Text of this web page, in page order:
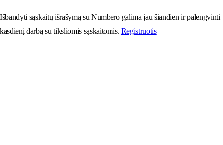
Išbandyti sąskaitų išrašymą su Numbero galima jau šiandien ir palengvinti
kasdienį darbą su tiksliomis sąskaitomis. Registruotis